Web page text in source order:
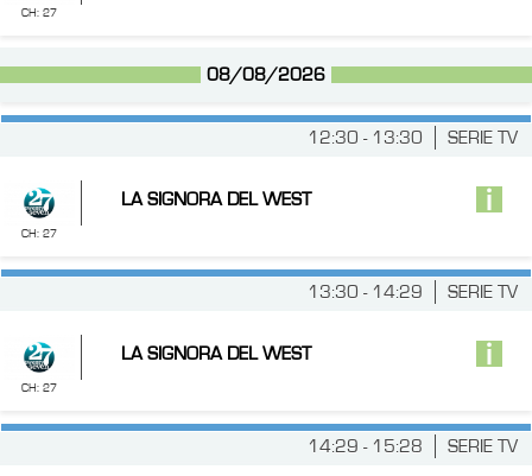
CH: 27
08/08/2026
SERIE TV
12:30 - 13:30
CH: 27
LA SIGNORA DEL WEST
SERIE TV
13:30 - 14:29
CH: 27
LA SIGNORA DEL WEST
SERIE TV
14:29 - 15:28